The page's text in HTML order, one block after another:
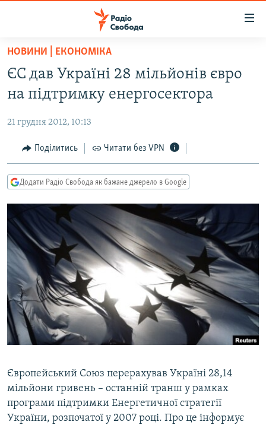
Перейти
основного
матеріалу
до
навігації
Перейти
до
ВСЕ ЗА ДОБУ
ПОЛІТИКА
ЕКОНОМІКА
КУЛЬТУРА
УКРАЇНА
СВІТ
ВІЙНА
РОСІЙСЬКА «ФІЛЬТРАЦІЯ»
КРИМ.РЕАЛІЇ
СХЕМИ
КИТАЙ.ВИКЛИКИ
МУЛЬТИМЕДІА
ФОТО
СПЕЦПРОЄКТИ
ПОДКАСТИ
КРИМ РЕАЛІЇ
РУС
УКР
НОВИНИ | ЕКОНОМІКА
ЄС дав Україні 28 мільйонів євро
на підтримку енергосектора
21 грудня 2012, 10:13
Поділитись Читати без VPN
Додати Радіо Свобода як бажане джерело в Google
Європейський Союз перерахував Українi 28,14
мільйони гривень – останнiй транш у рамках
програми пiдтримки Енергетичної стратегiї
України, розпочатої у 2007 роцi. Про це інформує